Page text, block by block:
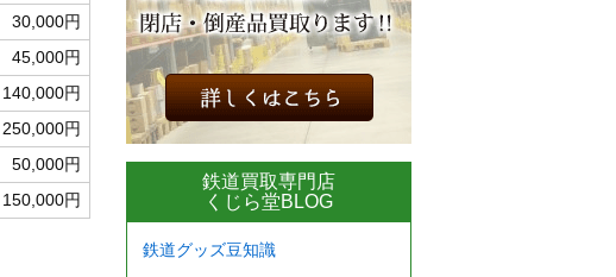
30,000円
45,000円
140,000円
250,000円
50,000円
150,000円
鉄道買取専門店
くじら堂BLOG
鉄道グッズ豆知識